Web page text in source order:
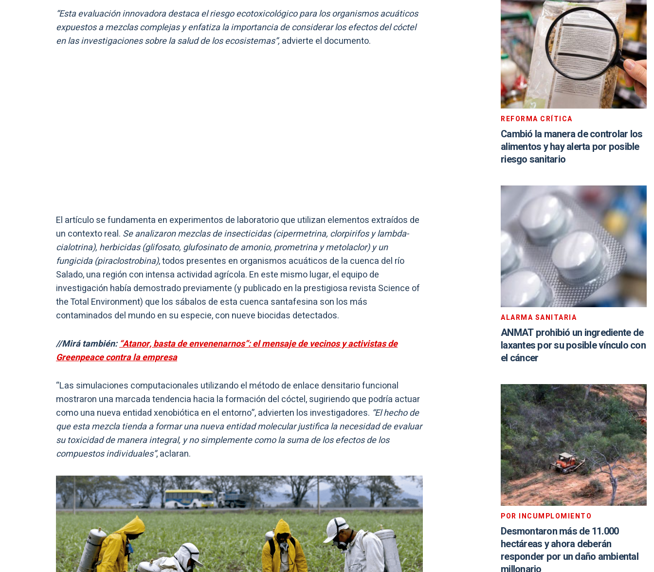
“Esta evaluación innovadora destaca el riesgo ecotoxicológico para los organismos acuáticos
expuestos a mezclas complejas y enfatiza la importancia de considerar los efectos del cóctel
en las investigaciones sobre la salud de los ecosistemas”, advierte el documento.
El artículo se fundamenta en experimentos de laboratorio que utilizan elementos extraídos de
un contexto real. Se analizaron mezclas de insecticidas (cipermetrina, clorpirifos y lambda-
cialotrina), herbicidas (glifosato, glufosinato de amonio, prometrina y metolaclor) y un
fungicida (piraclostrobina), todos presentes en organismos acuáticos de la cuenca del río
Salado, una región con intensa actividad agrícola. En este mismo lugar, el equipo de
investigación había demostrado previamente (y publicado en la prestigiosa revista Science of
the Total Environment) que los sábalos de esta cuenca santafesina son los más
contaminados del mundo en su especie, con nueve biocidas detectados.
//Mirá también:“Atanor, basta de envenenarnos”: el mensaje de vecinos y activistas de
Greenpeace contra la empresa
“Las simulaciones computacionales utilizando el método de enlace densitario funcional
mostraron una marcada tendencia hacia la formación del cóctel, sugiriendo que podría actuar
como una nueva entidad xenobiótica en el entorno”, advierten los investigadores. “El hecho de
que esta mezcla tienda a formar una nueva entidad molecular justifica la necesidad de evaluar
su toxicidad de manera integral, y no simplemente como la suma de los efectos de los
compuestos individuales”, aclaran.
REFORMA CRÍTICA
Cambió la manera de controlar los
alimentos y hay alerta por posible
riesgo sanitario
ALARMA SANITARIA
ANMAT prohibió un ingrediente de
laxantes por su posible vínculo con
el cáncer
POR INCUMPLOMIENTO
Desmontaron más de 11.000
hectáreas y ahora deberán
responder por un daño ambiental